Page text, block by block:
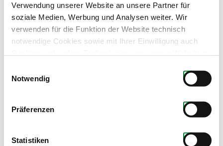
Verwendung unserer Website an unsere Partner für
soziale Medien, Werbung und Analysen weiter. Wir
verwenden für die Funktion der Website technisch
notwendige Cookies sowie mit Ihrer Einwilligung auch
zu personalisieren, Funktionen für soziale Medien
anbieten zu können, externe Inhalte einzubinden und
personalisierte Werbung auf anderen Plattformen zu
zeigen. Dazu teilen wir Informationen zu Ihrer
soziale Medien, Werbung und Analysen. Ihre Einwilligung
Notwendig
Präferenzen
Statistiken